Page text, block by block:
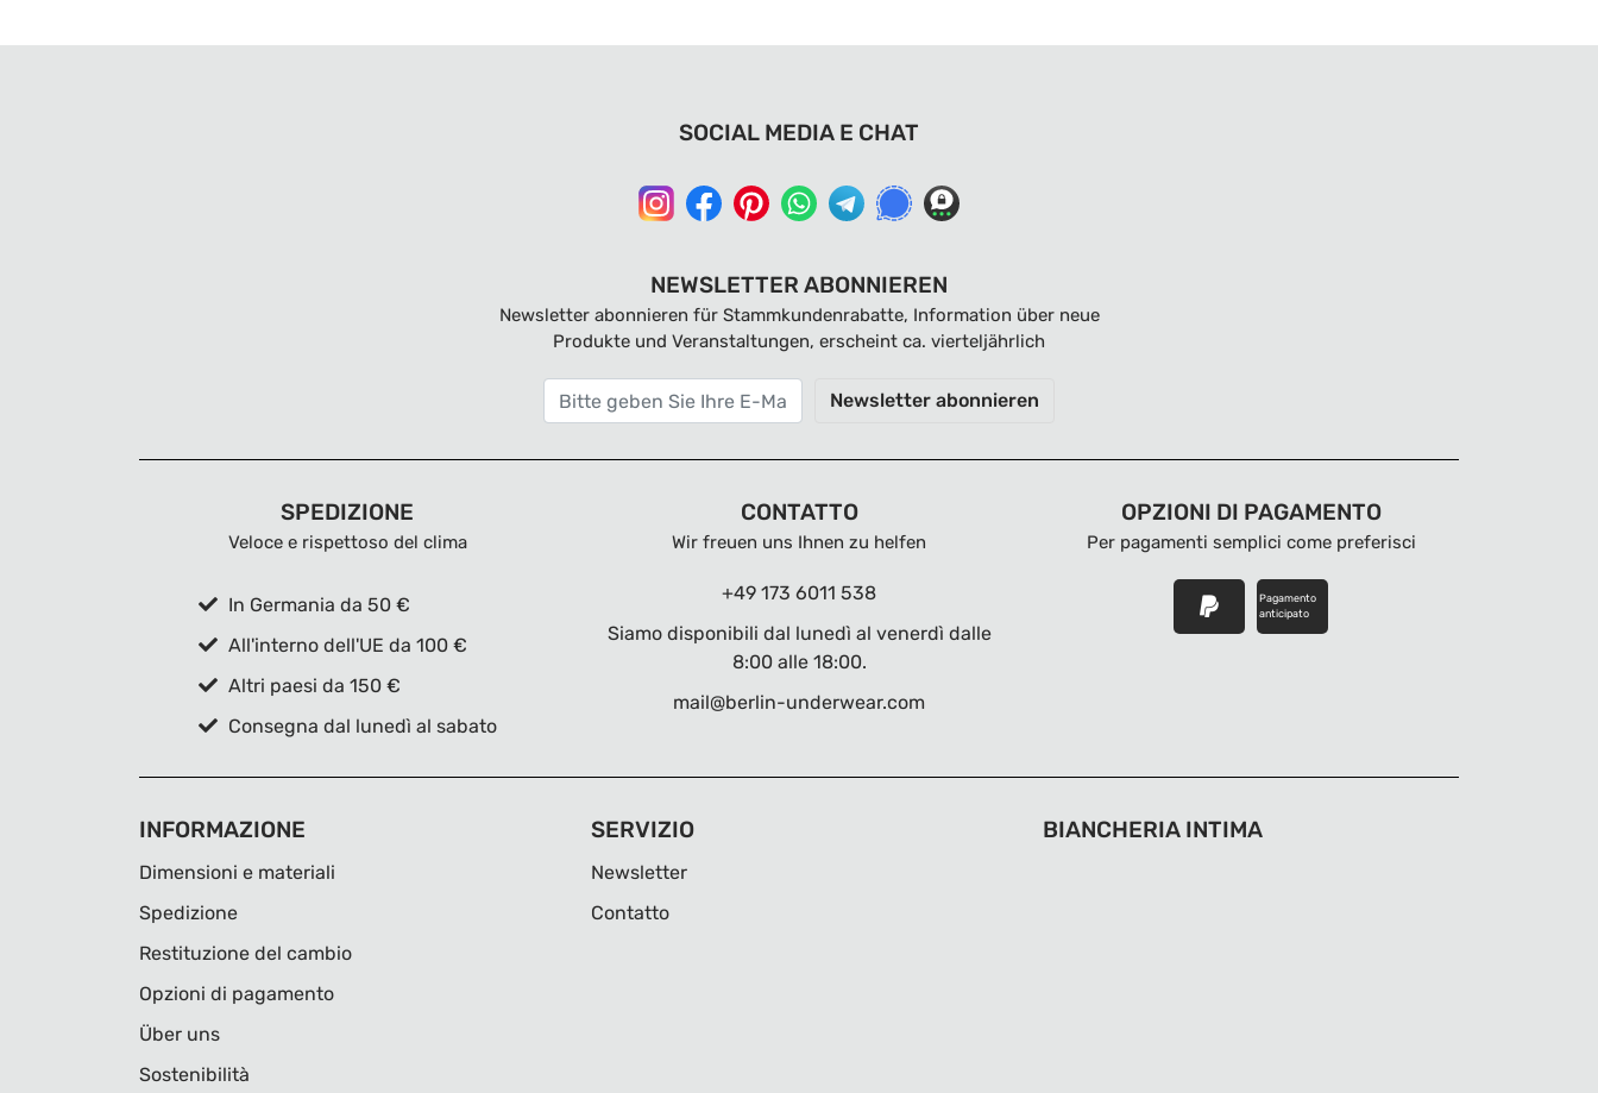
SOCIAL MEDIA E CHAT
NEWSLETTER ABONNIEREN
Newsletter abonnieren für Stammkundenrabatte, Information über neue
Produkte und Veranstaltungen, erscheint ca. vierteljährlich
Newsletter abonnieren
SPEDIZIONE
Veloce e rispettoso del clima
In Germania da 50 €
All'interno dell'UE da 100 €
Altri paesi da 150 €
Consegna dal lunedì al sabato
CONTATTO
Wir freuen uns Ihnen zu helfen
+49 173 6011 538
Siamo disponibili dal lunedì al venerdì dalle
8:00 alle 18:00.
mail@berlin-underwear.com
OPZIONI DI PAGAMENTO
Per pagamenti semplici come preferisci
Pagamento
anticipato
INFORMAZIONE
Dimensioni e materiali
Spedizione
Restituzione del cambio
Opzioni di pagamento
Über uns
Sostenibilità
SERVIZIO
Newsletter
Contatto
BIANCHERIA INTIMA